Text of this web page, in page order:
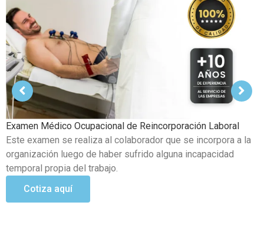
Examen Médico Ocupacional de cambio de puesto en el
trabajo
Se lleva a cabo cuando un trabajador de la empresa realiza
cambios en sus funciones o áreas a cargo, además de
Cotiza aquí